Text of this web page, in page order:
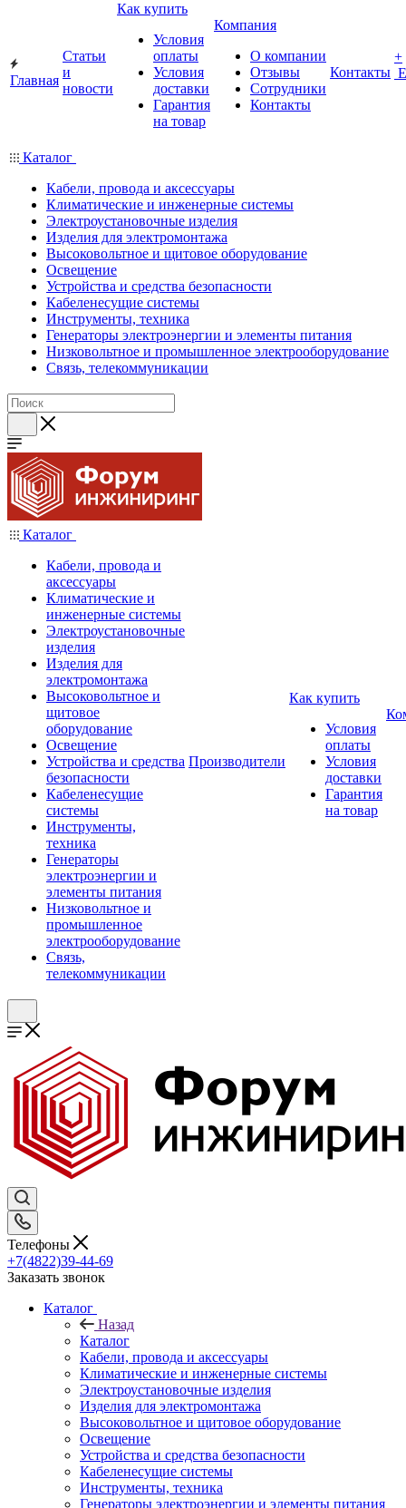
Главная
Статьи
и
новости
Как купить
Условия
оплаты
Условия
доставки
Гарантия
на товар
Компания
О компании
Отзывы
Сотрудники
Контакты
Контакты
+
Каталог
Кабели, провода и аксессуары
Климатические и инженерные системы
Электроустановочные изделия
Изделия для электромонтажа
Высоковольтное и щитовое оборудование
Освещение
Устройства и средства безопасности
Кабеленесущие системы
Инструменты, техника
Генераторы электроэнергии и элементы питания
Низковольтное и промышленное электрооборудование
Связь, телекоммуникации
Каталог
Кабели, провода и
аксессуары
Климатические и
инженерные системы
Электроустановочные
изделия
Изделия для
электромонтажа
Высоковольтное и
щитовое
оборудование
Освещение
Устройства и средства
безопасности
Кабеленесущие
системы
Инструменты,
техника
Генераторы
электроэнергии и
элементы питания
Низковольтное и
промышленное
электрооборудование
Связь,
телекоммуникации
Производители
Как купить
Условия
оплаты
Условия
доставки
Гарантия
на товар
Телефоны
+7(4822)39-44-69
Заказать звонок
Каталог
Назад
Каталог
Кабели, провода и аксессуары
Климатические и инженерные системы
Электроустановочные изделия
Изделия для электромонтажа
Высоковольтное и щитовое оборудование
Освещение
Устройства и средства безопасности
Кабеленесущие системы
Инструменты, техника
Генераторы электроэнергии и элементы питания